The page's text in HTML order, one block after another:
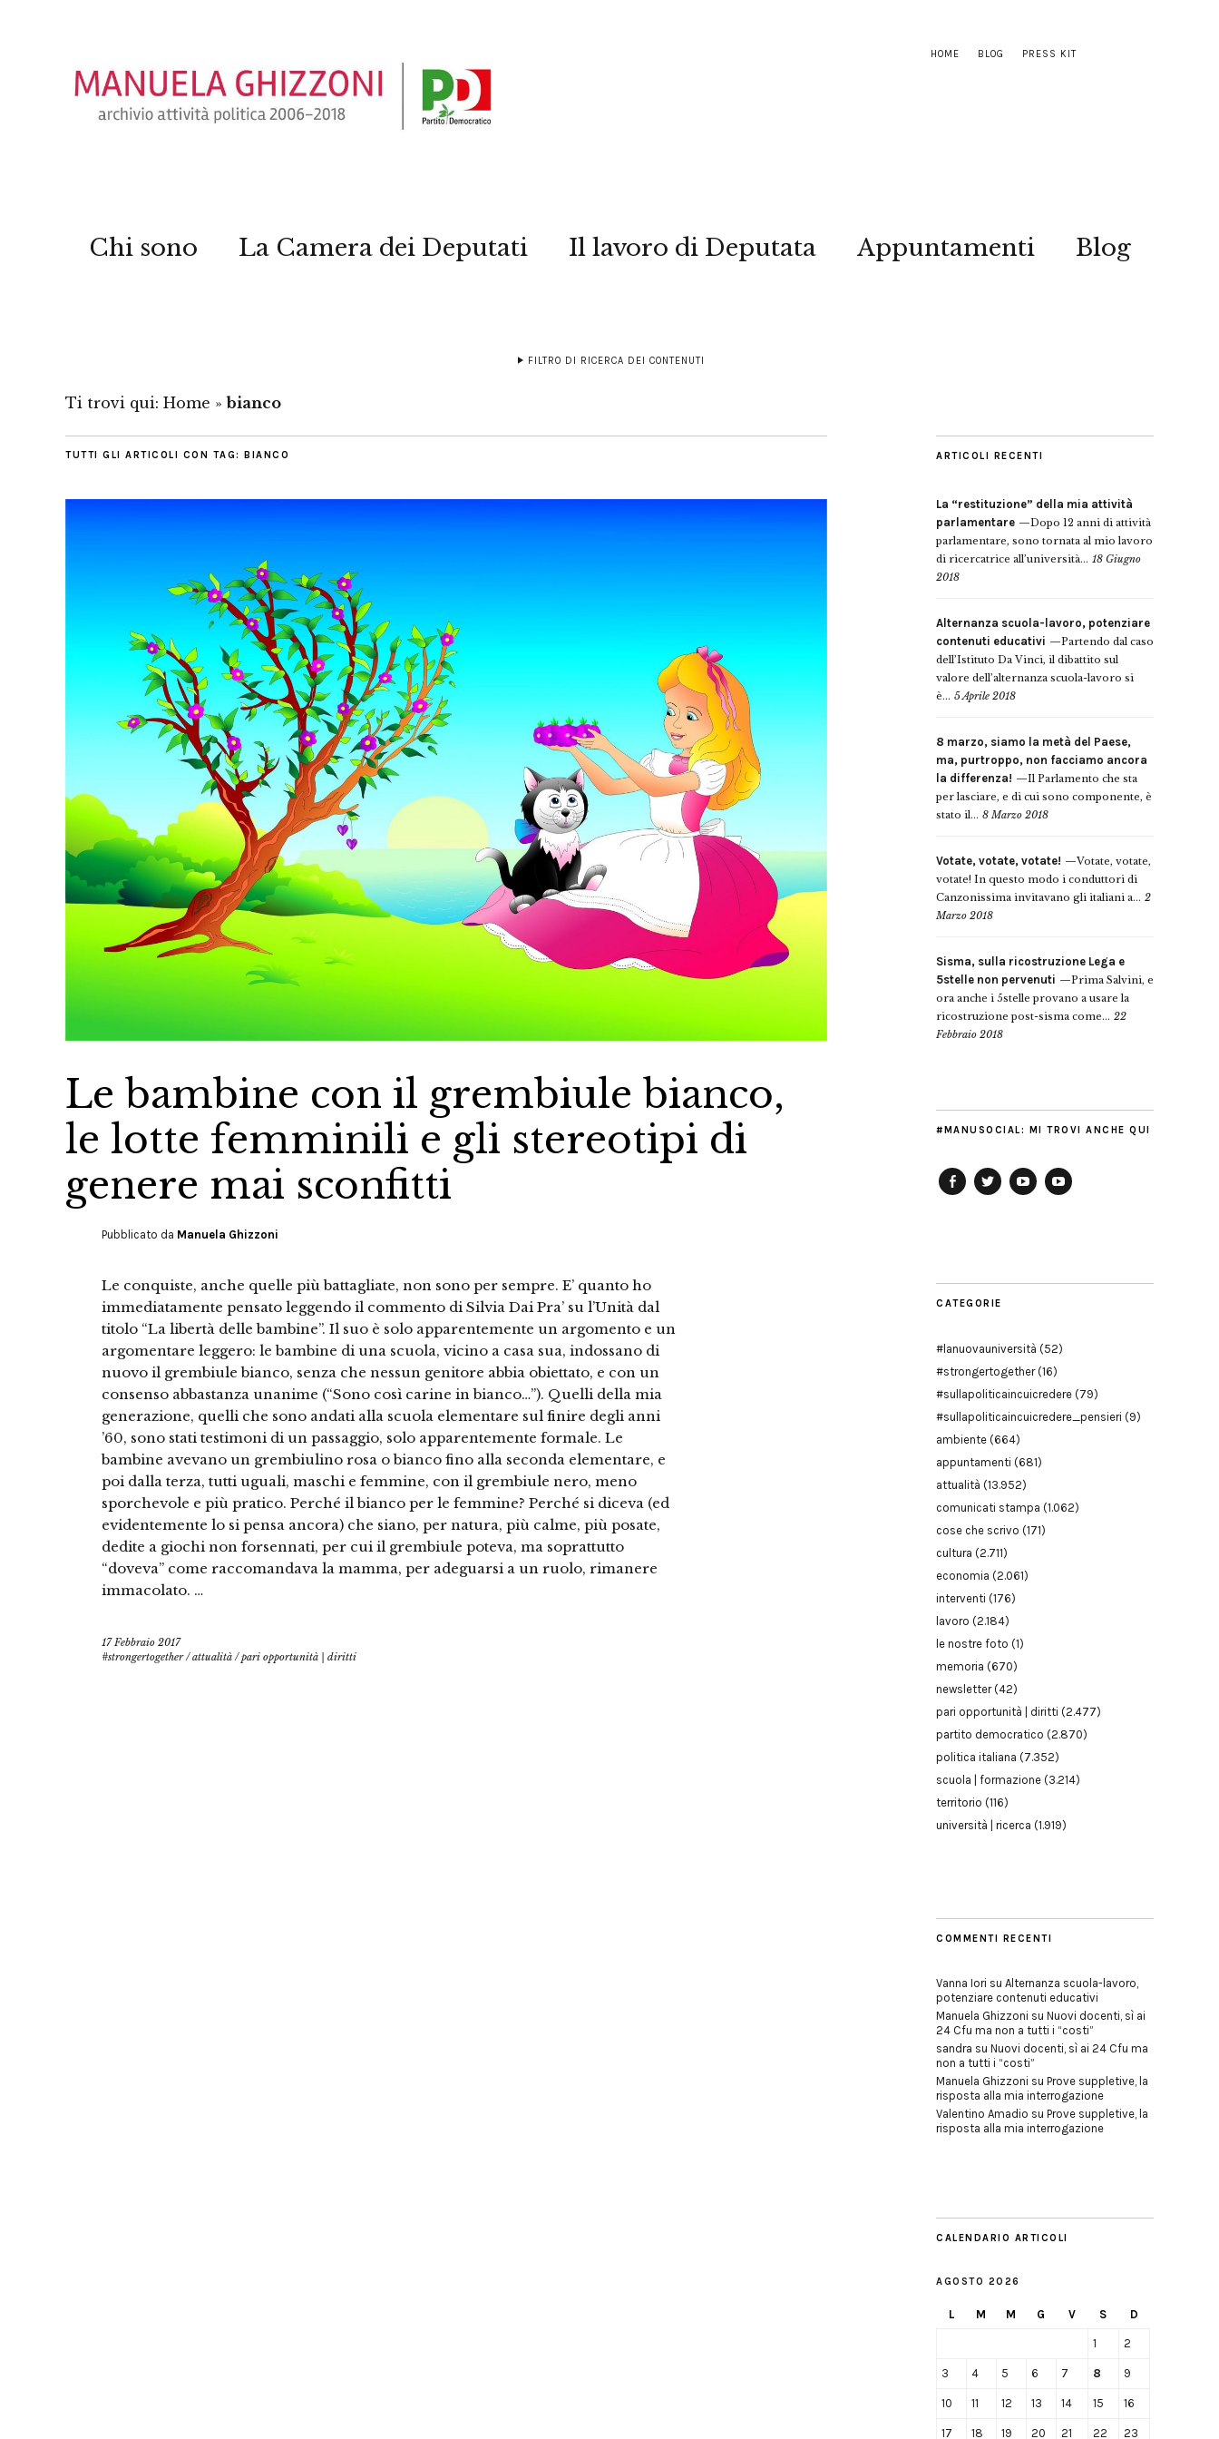
HOME BLOG PRESS KIT
Chi sono La Camera dei Deputati Il lavoro di Deputata Appuntamenti Blog
FILTRO DI RICERCA DEI CONTENUTI
Ti trovi qui: Home »bianco
TUTTI GLI ARTICOLI CON TAG: BIANCO
Le bambine con il grembiule bianco,
le lotte femminili e gli stereotipi di
genere mai sconfitti
Pubblicato da Manuela Ghizzoni
Le conquiste, anche quelle più battagliate, non sono per sempre. E’ quanto ho
immediatamente pensato leggendo il commento di Silvia Dai Pra’ su l’Unità dal
titolo “La libertà delle bambine”. Il suo è solo apparentemente un argomento e un
argomentare leggero: le bambine di una scuola, vicino a casa sua, indossano di
nuovo il grembiule bianco, senza che nessun genitore abbia obiettato, e con un
consenso abbastanza unanime (“Sono così carine in bianco…”). Quelli della mia
generazione, quelli che sono andati alla scuola elementare sul finire degli anni
’60, sono stati testimoni di un passaggio, solo apparentemente formale. Le
bambine avevano un grembiulino rosa o bianco fino alla seconda elementare, e
poi dalla terza, tutti uguali, maschi e femmine, con il grembiule nero, meno
sporchevole e più pratico. Perché il bianco per le femmine? Perché si diceva (ed
evidentemente lo si pensa ancora) che siano, per natura, più calme, più posate,
dedite a giochi non forsennati, per cui il grembiule poteva, ma soprattutto
“doveva” come raccomandava la mamma, per adeguarsi a un ruolo, rimanere
immacolato. …
17 Febbraio 2017
#strongertogether/attualità /pari opportunità | diritti
ARTICOLI RECENTI
La “restituzione” della mia attività
parlamentare
Dopo 12 anni di attività
parlamentare, sono tornata al mio lavoro
di ricercatrice all’università... 18 Giugno
2018
Alternanza scuola-lavoro, potenziare
contenuti educativi
Partendo dal caso
dell’Istituto Da Vinci, il dibattito sul
valore dell’alternanza scuola-lavoro si
è... 5 Aprile 2018
8 marzo, siamo la metà del Paese,
ma, purtroppo, non facciamo ancora
la differenza!
Il Parlamento che sta
per lasciare, e di cui sono componente, è
stato il... 8 Marzo 2018
Votate, votate, votate!
Votate, votate,
votate! In questo modo i conduttori di
Canzonissima invitavano gli italiani a... 2
Marzo 2018
Sisma, sulla ricostruzione Lega e
5stelle non pervenuti
Prima Salvini, e
ora anche i 5stelle provano a usare la
ricostruzione post-sisma come... 22
Febbraio 2018
#MANUSOCIAL: MI TROVI ANCHE QUI
CATEGORIE
#lanuovauniversità (52)
#strongertogether(16)
#sullapoliticaincuicredere (79)
#sullapoliticaincuicredere_pensieri (9)
ambiente (664)
appuntamenti (681)
attualità (13.952)
comunicati stampa (1.062)
cose che scrivo (171)
cultura (2.711)
economia (2.061)
interventi (176)
lavoro (2.184)
le nostre foto (1)
memoria (670)
newsletter(42)
pari opportunità | diritti (2.477)
partito democratico (2.870)
politica italiana (7.352)
scuola | formazione (3.214)
territorio (116)
università | ricerca (1.919)
COMMENTI RECENTI
Vanna Iori su Alternanza scuola-lavoro,
potenziare contenuti educativi
Manuela Ghizzoni su Nuovi docenti, sì ai
24 Cfu ma non a tutti i “costi”
sandra su Nuovi docenti, sì ai 24 Cfu ma
non a tutti i “costi”
Manuela Ghizzoni su Prove suppletive, la
risposta alla mia interrogazione
Valentino Amadio su Prove suppletive, la
risposta alla mia interrogazione
CALENDARIO ARTICOLI
AGOSTO 2026
L M M G V S D
1 2
3 4 5 6 7 8 9
10 11 12 13 14 15 16
17 18 19 20 21 22 23